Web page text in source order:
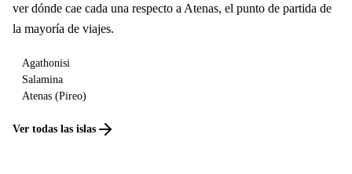
ver dónde cae cada una respecto a Atenas, el punto de partida de
la mayoría de viajes.
Agathonisi
Salamina
Atenas (Pireo)
Ver todas las islas